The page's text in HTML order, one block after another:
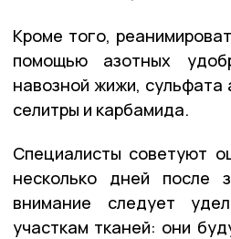
Кроме того,
помощью азотных
навозной жижи,
селитры и карбамида.
Специалисты советуют
несколько дней после
внимание следует
участкам тканей: они